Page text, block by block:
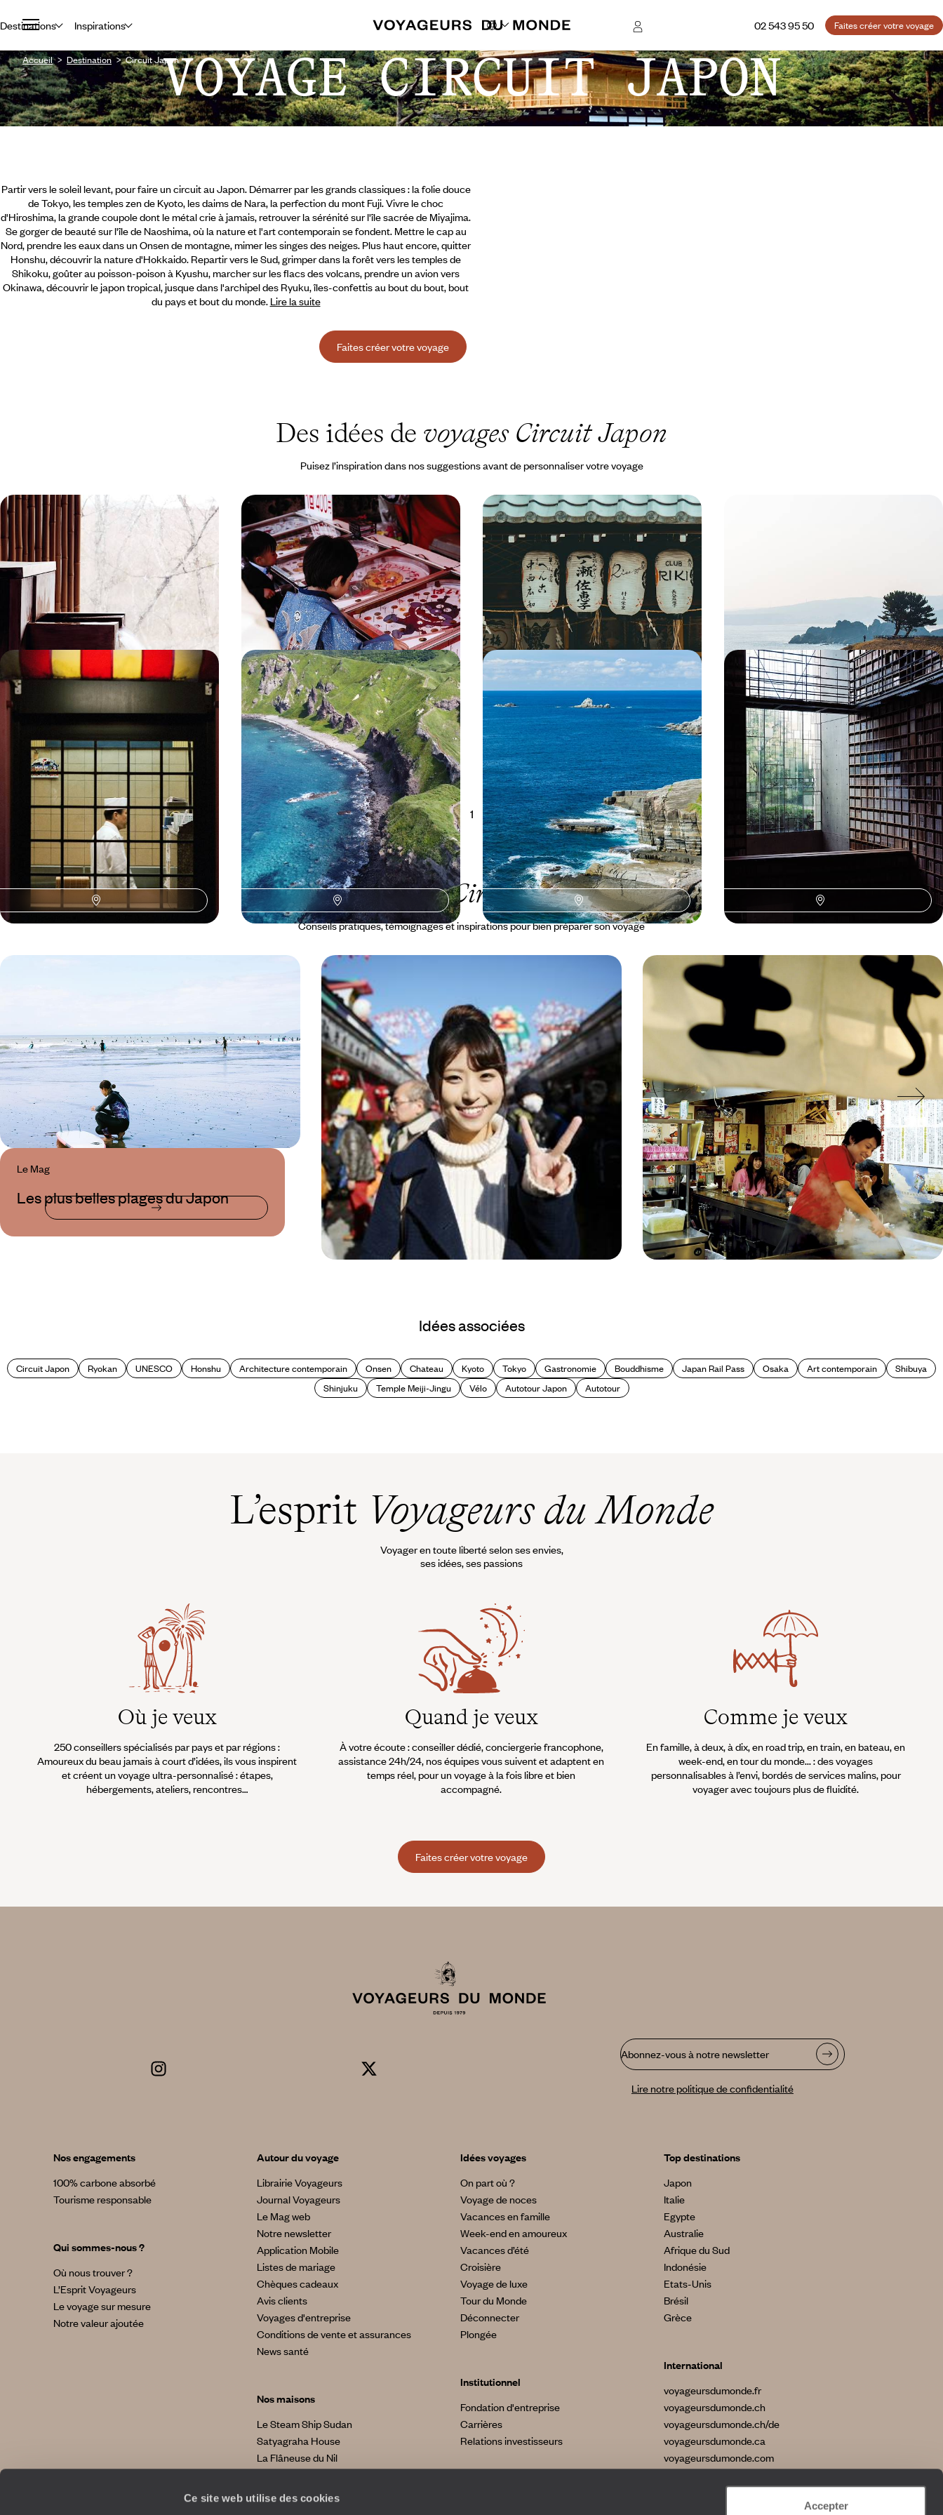
Ce site web utilise des cookies
Accepter
Destinations Inspirations 02 543 95 50 Faites créer votre voyage
Accueil Destination Circuit JaponVOYAGE CIRCUIT JAPON
Partir vers le soleil levant, pour faire un circuit au Japon. Démarrer par les grands classiques : la folie douce
de Tokyo, les temples zen de Kyoto, les daims de Nara, la perfection du mont Fuji. Vivre le choc
d'Hiroshima, la grande coupole dont le métal crie à jamais, retrouver la sérénité sur l'île sacrée de Miyajima.
Se gorger de beauté sur l'île de Naoshima, où la nature et l'art contemporain se fondent. Mettre le cap au
Nord, prendre les eaux dans un Onsen de montagne, mimer les singes des neiges. Plus haut encore, quitter
Honshu, découvrir la nature d'Hokkaido. Repartir vers le Sud, grimper dans la forêt vers les temples de
Shikoku,goûter au poisson-poison à Kyushu, marcher sur les flacs des volcans, prendre un avion vers
Okinawa, découvrir le japon tropical, jusque dans l'archipel des Ryuku, îles-confettis au bout du bout, bout
du pays et bout du monde. Lire la suite
Faites créer votre voyage
Des idées de voyages Circuit Japon
Puisez l’inspiration dans nos suggestions avant de personnaliser votre voyage
De Tokyo à Kyoto en train - Japon
urbain et pause onsen
Poser un premier pied au Japon et, de buildings
en temples, sentir battre le cœur du pays
11 jours, de 4100 à 5700 €
De l'ère des samouraïs à la magie
Ghibli - Le Japon avec des yeux
d’enfants
Tokyo, Kyoto, Nagoya sans oublier les Alpes
japonaises : une variété de mondes à aborder en
famille
14 jours, de 4100 à 5200 €
De Tokyo au mont Kôya par le rail -
Un voyage spirituel au Japon
Plonger corps et âme dans un Japon délicat et
magnétique ; rallier villes et montagnes en train
13 jours, de 4200 à 5600 € 15 jours, de 4500 à 6700 €
Le Japon essentiel en train - Tokyo
et les Alpes, Kyoto et Miyajima
Parcourir le Japon en train et sillonner villes-
mondes, paysages mythiques et sites millénaires
15 jours, de 4700 à 6900 €
Aux beaux jours, l’île de Hokkaido -
Tout au nord, road-trip à travers le
Japon sauvage
Au volant et à votre rythme, aborder un Japon
méconnu, pour une approche plus intime ou un
second voyage
12 jours, de 5100 à 7200 €
Honshu sur mer, un Japon hors des
radars - Road-trip littoral de Tottori
à Hagi
En voiture, aborder l’ouest de Honshu — une
contrée maritime et authentique — par sa côte,
Kyoto en préambule, Hiroshima en conclusion
16 jours, de 5200 à 6700 €
Regards d’architectes et hôtels à
part - Un Japon pour esthètes
Une aventure esthétique pour expérimenter, en
privilégiés, une harmonie et un art de vivre
purement nippons
15 jours, de 7900 à 10700 €
1
Le GuideCircuit Japon
Conseils pratiques, témoignages et inspirations pour bien préparer son voyage
Le Mag
Les plus belles plages du Japon
vous au JaponIdées associées
Circuit Japon Ryokan UNESCO Honshu Architecture contemporain Onsen Chateau Kyoto Tokyo Gastronomie Bouddhisme Japan Rail Pass Osaka Art contemporain
Shibuya
Shinjuku
Temple Meiji-Jingu Vélo Autotour Japon Autotour
L’esprit Voyageurs du Monde
Voyager en toute liberté selon ses envies,
ses idées, ses passions
Où je veux
250 conseillers spécialisés par pays et par régions :
Amoureux du beau jamais à court d’idées, ils vous inspirent
et créent un voyage ultra-personnalisé : étapes,
hébergements, ateliers, rencontres…
Quand je veux
À votre écoute : conseiller dédié, conciergerie francophone,
assistance 24h/24, nos équipes vous suivent et adaptent en
temps réel, pour un voyage à la fois libre et bien
accompagné.
Comme je veux
En famille, à deux, à dix, en road trip, en train, en bateau, en
week-end, en tour du monde... : des voyages
personnalisables à l’envi, bordés de services malins, pour
voyager avec toujours plus de fluidité.
Faites créer votre voyage
Abonnez-vous à notre newsletter
Lire notre politique de confidentialité
Nos engagements
100% carbone absorbé
Tourisme responsable
Qui sommes-nous ?
Où nous trouver ?
L’Esprit Voyageurs
Le voyage sur mesure
Notre valeur ajoutée
Autour du voyage
Librairie Voyageurs
Journal Voyageurs
Le Mag web
Notre newsletter
Application Mobile
Listes de mariage
Chèques cadeaux
Avis clients
Voyages d'entreprise
Conditions de vente et assurances
News santé
Nos maisons
Le Steam Ship Sudan
Satyagraha House
La Flâneuse du Nil
La Villa Bahia
Idées voyages
On part où ?
Voyage de noces
Vacances en famille
Week-end en amoureux
Vacances d’été
Croisière
Voyage de luxe
Tour du Monde
Déconnecter
Plongée
Institutionnel
Fondation d'entreprise
Carrières
Relations investisseurs
Top destinations
Japon
Italie
Egypte
Australie
Afrique du Sud
Indonésie
Etats-Unis
Brésil
Grèce
International
voyageursdumonde.fr
voyageursdumonde.ch
voyageursdumonde.ch/de
voyageursdumonde.ca
voyageursdumonde.com
originaldiving.com